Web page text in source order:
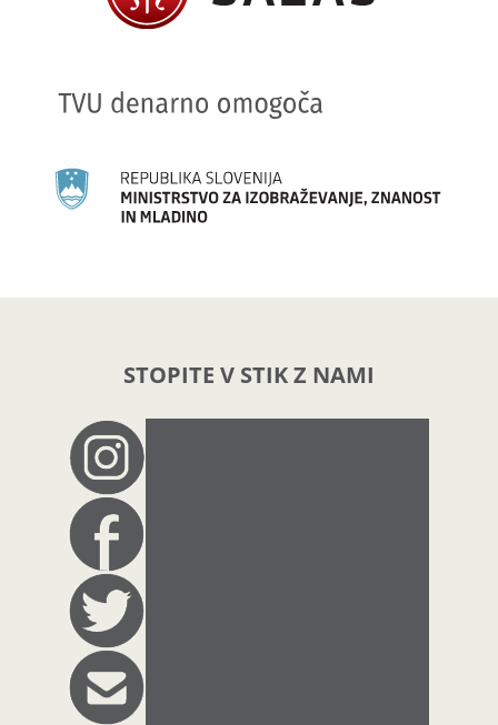
STOPITE V STIK Z NAMI